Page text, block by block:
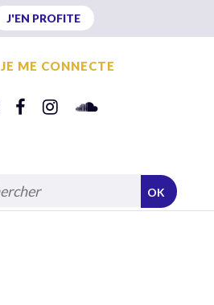
J'EN PROFITE
JE ME CONNECTE
OK